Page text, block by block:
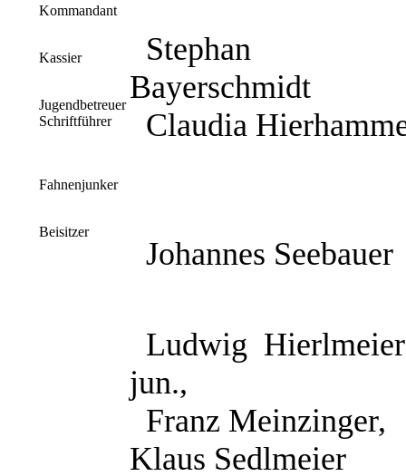
Kommandant
Kassier
Jugendbetreuer
Schriftführer
Fahnenjunker
Beisitzer
Stephan
Bayerschmidt
Claudia
Johannes Seebauer
Ludwig Hierlmeier
jun.,
Franz Meinzinger,
Klaus Sedlmeier